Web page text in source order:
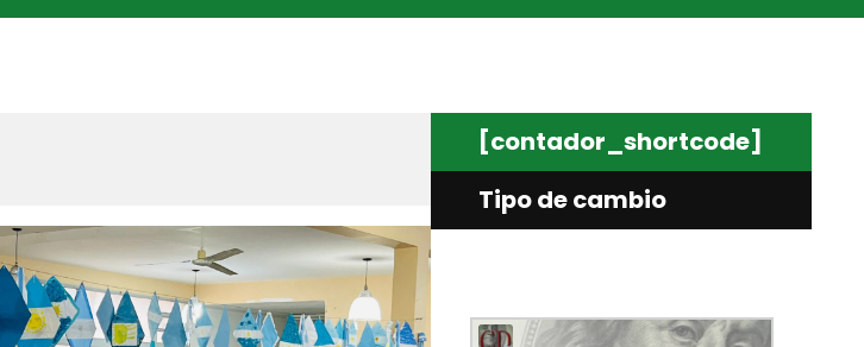
[contador_shortcode]
Tipo de cambio